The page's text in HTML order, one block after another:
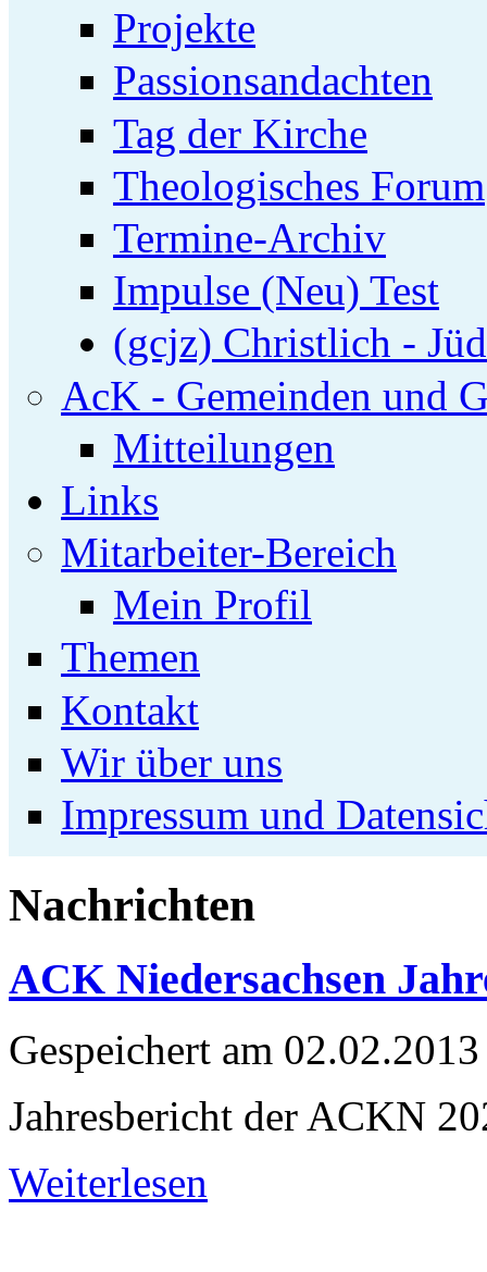
Projekte
Passionsandachten
Tag der Kirche
Theologisches Forum
Termine-Archiv
Impulse (Neu) Test
(gcjz) Christlich -
AcK - Gemeinden und
Mitteilungen
Links
Mitarbeiter-Bereich
Mein Profil
Themen
Kontakt
Wir über uns
Impressum und
Nachrichten
ACK Niedersachsen
Gespeichert am 02.02.2013
Jahresbericht der ACKN
Weiterlesen